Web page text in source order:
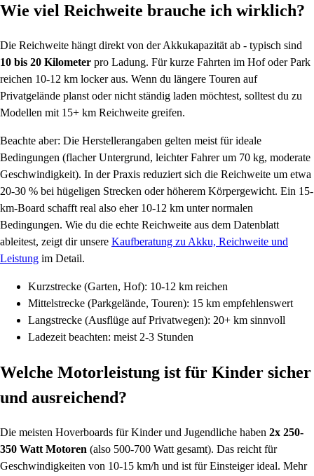
Wie viel Reichweite brauche ich wirklich?
Die Reichweite hängt direkt von der Akkukapazität ab - typisch sind
10 bis 20 Kilometer pro Ladung. Für kurze Fahrten im Hof oder Park
reichen 10-12 km locker aus. Wenn du längere Touren auf
Privatgelände planst oder nicht ständig laden möchtest, solltest du zu
Modellen mit 15+ km Reichweite greifen.
Beachte aber: Die Herstellerangaben gelten meist für ideale
Bedingungen (flacher Untergrund, leichter Fahrer um 70 kg, moderate
Geschwindigkeit). In der Praxis reduziert sich die Reichweite um etwa
20-30 % bei hügeligen Strecken oder höherem Körpergewicht. Ein 15-
km-Board schafft real also eher 10-12 km unter normalen
Bedingungen. Wie du die echte Reichweite aus dem Datenblatt
ableitest, zeigt dir unsere Kaufberatung zu Akku, Reichweite und
Leistung im Detail.
Kurzstrecke (Garten, Hof): 10-12 km reichen
Mittelstrecke (Parkgelände, Touren): 15 km empfehlenswert
Langstrecke (Ausflüge auf Privatwegen): 20+ km sinnvoll
Ladezeit beachten: meist 2-3 Stunden
Welche Motorleistung ist für Kinder sicher
und ausreichend?
Die meisten Hoverboards für Kinder und Jugendliche haben 2x 250-
350 Watt Motoren (also 500-700 Watt gesamt). Das reicht für
Geschwindigkeiten von 10-15 km/h und ist für Einsteiger ideal. Mehr